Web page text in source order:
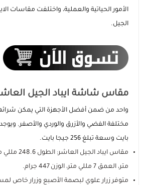
عرض الكل
أقلام ذكية
كفرات سامسونج
شواحن سيارة
توصيلات كهربائية
سماعات سلكية
وصلات ومحولات الصوت
كاميرات تصوير
راوترات متنقلة
أجهزة المنزل الذكي
قواعد تثبيت الجوال للسيارة
اشتراكات ومشغلات بطارية السيارة
ملحقات سيارة متعددة
بكجات الحماية
بكجات حماية ايفون
بكجات حماية سامسونج
شاشات حماية ايباد
حماية الكاميرا والعدسات
رهيبنا
عرض الكل
أدوات مكتبية ذكية
مستلزمات الطلاب
الأمور الحياتية والعملية، واختلفت مقاسات
الجيل.
مقاس شاشة ايباد الجيل العاشر
بايت وسعة تبلغ 256 جيجا بايت.
متر، العمق 7 مللي متر، الوزن 447 جرام.
متوفر زرار علوي لبصمة الأصبع وزرار خاص